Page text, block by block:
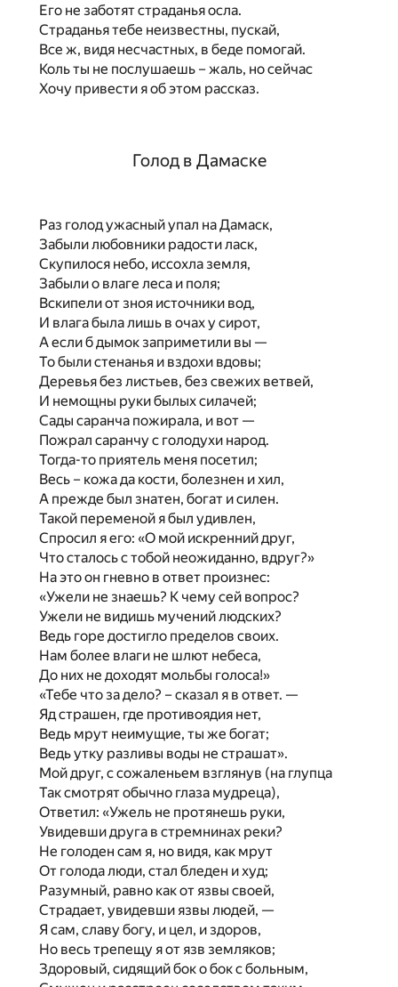
Его не заботят страданья осла.
Страданья тебе неизвестны, пускай,
Все ж, видя несчастных, в беде помогай.
Коль ты не послушаешь – жаль, но сейчас
Хочу привести я об этом рассказ.
Голод в Дамаске
Раз голод ужасный упал на Дамаск,
Забыли любовники радости ласк,
Скупилося небо, иссохла земля,
Забыли о влаге леса и поля;
Вскипели от зноя источники вод,
И влага была лишь в очах у сирот,
А если б дымок заприметили вы —
То были стенанья и вздохи вдовы;
Деревья без листьев, без свежих ветвей,
И немощны руки былых силачей;
Сады саранча пожирала, и вот —
Пожрал саранчу с голодухи народ.
Тогда-то приятель меня посетил;
Весь – кожа да кости, болезнен и хил,
А прежде был знатен, богат и силен.
Такой переменой я был удивлен,
Спросил я его: «О мой искренний друг,
Что сталось с тобой неожиданно, вдруг?»
На это он гневно в ответ произнес:
«Ужели не знаешь? К чему сей вопрос?
Ужели не видишь мучений людских?
Ведь горе достигло пределов своих.
Нам более влаги не шлют небеса,
До них не доходят мольбы голоса!»
«Тебе что за дело? – сказал я в ответ. —
Яд страшен, где противоядия нет,
Ведь мрут неимущие, ты же богат;
Ведь утку разливы воды не страшат».
Мой друг, с сожаленьем взглянув (на глупца
Так смотрят обычно глаза мудреца),
Ответил: «Ужель не протянешь руки,
Увидевши друга в стремнинах реки?
Не голоден сам я, но видя, как мрут
От голода люди, стал бледен и худ;
Разумный, равно как от язвы своей,
Страдает, увидевши язвы людей, —
Я сам, славу богу, и цел, и здоров,
Но весь трепещу я от язв земляков;
Здоровый, сидящий бок о бок с больным,